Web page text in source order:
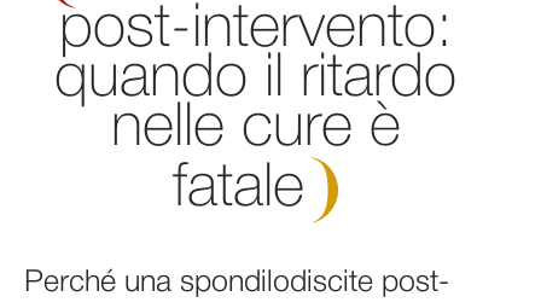
post-intervento:
quando il ritardo
nelle cure è
fatale
Perché una spondilodiscite post-